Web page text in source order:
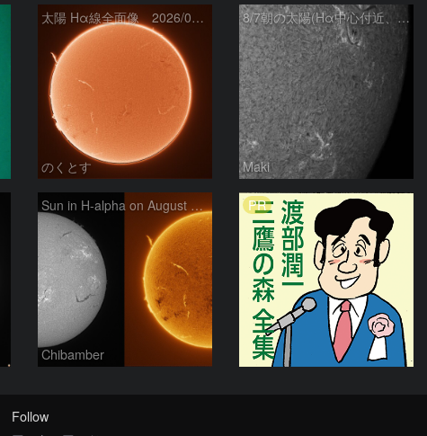
太陽 Hα線全面像 2026/08/07
のくとす
8/7朝の太陽(Hα中心付近、4498、4502付近)
Maki
Sun in H-alpha on August 7, 2026
Chibamber
PR
Follow